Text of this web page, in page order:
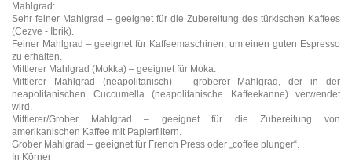
Mahlgrad:
Sehr feiner Mahlgrad – geeignet für die Zubereitung des türkischen Kaffees
(Cezve - Ibrik).
Feiner Mahlgrad – geeignet für Kaffeemaschinen, um einen guten Espresso
zu erhalten.
Mittlerer Mahlgrad (Mokka) – geeignet für Moka.
Mittlerer Mahlgrad (neapolitanisch) – gröberer Mahlgrad, der in der
neapolitanischen Cuccumella (neapolitanische Kaffeekanne) verwendet
wird.
Mittlerer/Grober Mahlgrad – geeignet für die Zubereitung von
amerikanischen Kaffee mit Papierfiltern.
Grober Mahlgrad – geeignet für French Press oder „coffee plunger“.
In Körner